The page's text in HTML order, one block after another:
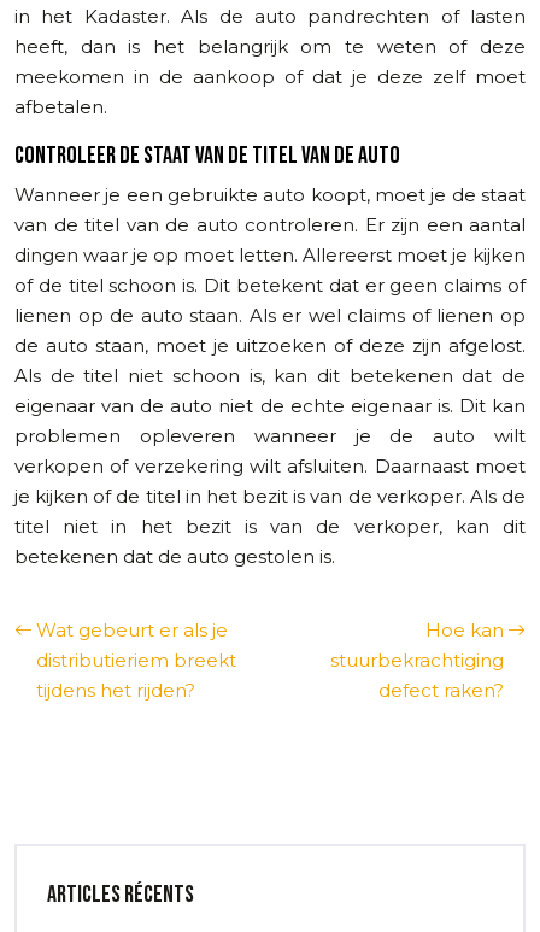
in het Kadaster. Als de auto pandrechten of lasten
heeft, dan is het belangrijk om te weten of deze
meekomen in de aankoop of dat je deze zelf moet
afbetalen.
CONTROLEER DE STAAT VAN DE TITEL VAN DE AUTO
Wanneer je een gebruikte auto koopt, moet je de staat
van de titel van de auto controleren. Er zijn een aantal
dingen waar je op moet letten. Allereerst moet je kijken
of de titel schoon is. Dit betekent dat er geen claims of
lienen op de auto staan. Als er wel claims of lienen op
de auto staan, moet je uitzoeken of deze zijn afgelost.
Als de titel niet schoon is, kan dit betekenen dat de
eigenaar van de auto niet de echte eigenaar is. Dit kan
problemen opleveren wanneer je de auto wilt
verkopen of verzekering wilt afsluiten. Daarnaast moet
je kijken of de titel in het bezit is van de verkoper. Als de
titel niet in het bezit is van de verkoper, kan dit
betekenen dat de auto gestolen is.
Wat gebeurt er als je
distributieriem breekt
tijdens het rijden?
Hoe kan
stuurbekrachtiging
defect raken?
Articles récents